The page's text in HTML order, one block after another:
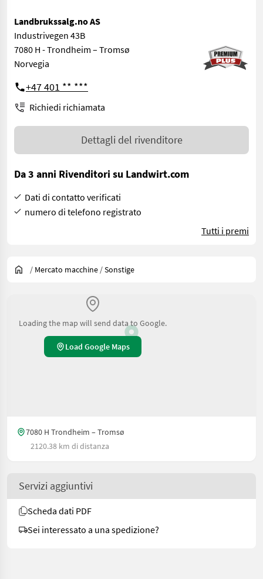
Landbrukssalg.no AS
Industrivegen 43B
7080 H - Trondheim – Tromsø
Norvegia
+47 401 ** ***
Richiedi richiamata
Dettagli del rivenditore
Da 3 anni Rivenditori su Landwirt.com
Dati di contatto verificati
numero di telefono registrato
Tutti i premi
/ Mercato macchine /Sonstige
Loading the map will send data to Google.
Load Google Maps
7080 H Trondheim – Tromsø
2120.38 km di distanza
Servizi aggiuntivi
Scheda dati PDF
Sei interessato a una spedizione?